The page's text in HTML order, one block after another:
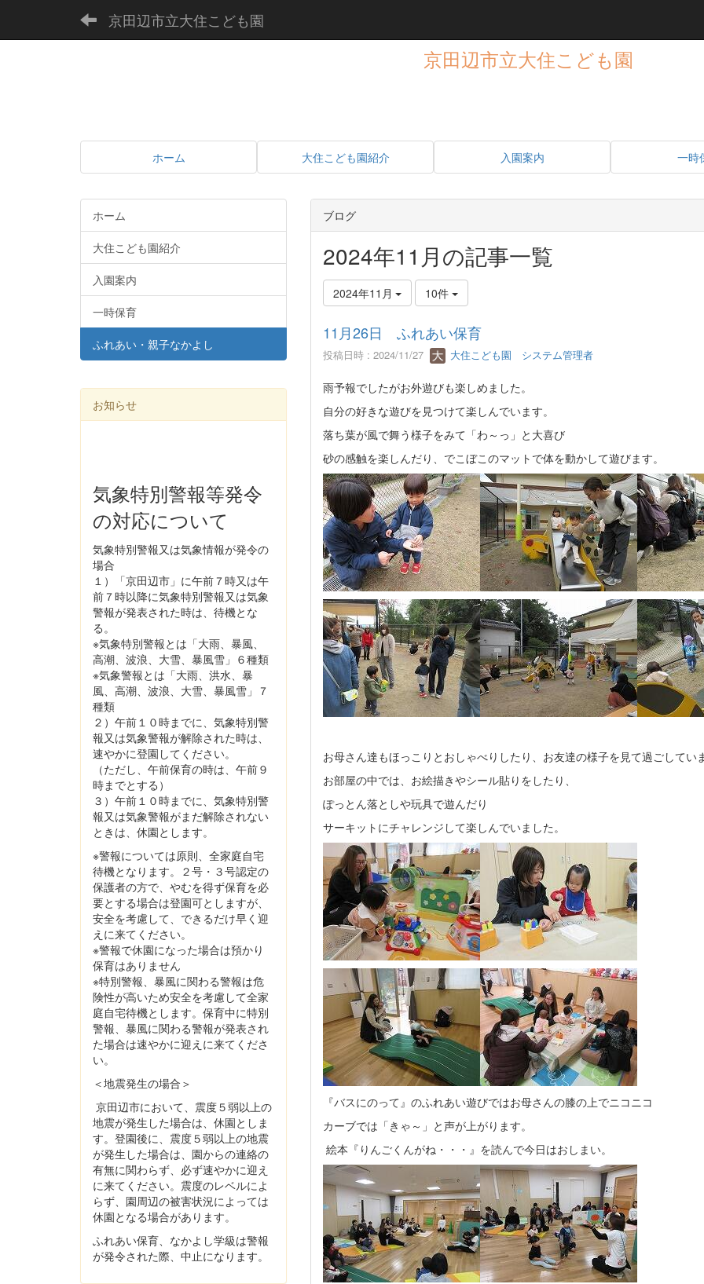
京田辺市立大住こども園
京田辺市立大住こども園
ホーム 大住こども園紹介 入園案内 一時
ブログ
2024年11月の記事一覧
2024年11月 10件
11月26日 ふれあい保育
投稿日時 : 2024/11/27 大住こども園 システム管理者
雨予報でしたがお外遊びも楽しめました。
自分の好きな遊びを見つけて楽しんでいます。
落ち葉が風で舞う様子をみて「わ～っ」と大喜び
砂の感触を楽しんだり、でこぼこのマットで体を動かして遊びます。
お母さん達もほっこりとおしゃべりしたり、お友達の様子を見て過ごしてい
お部屋の中では、お絵描きやシール貼りをしたり、
ぽっとん落としや玩具で遊んだり
サーキットにチャレンジして楽しんでいました。
『バスにのって』のふれあい遊びではお母さんの膝の上でニコニコ
カーブでは「きゃ～」と声が上がります。
絵本『りんごくんがね・・・』を読んで今日はおしまい。
ホーム
大住こども園紹介
入園案内
一時保育
ふれあい・親子なかよし
お知らせ
気象特別警報等発令
の対応について
気象特別警報又は気象情報が発令の
場合
１）「京田辺市」に午前７時又は午
前７時以降に気象特別警報又は気象
警報が発表された時は、待機とな
る。
※気象特別警報とは「大雨、暴風、
高潮、波浪、大雪、暴風雪」６種類
※気象警報とは「大雨、洪水、暴
風、高潮、波浪、大雪、暴風雪」７
種類
２）午前１０時までに、気象特別警
報又は気象警報が解除された時は、
速やかに登園してください。
（ただし、午前保育の時は、午前９
時までとする）
３）午前１０時までに、気象特別警
報又は気象警報がまだ解除されない
ときは、休園とします。
※警報については原則、全家庭自宅
待機となります。２号・３号認定の
保護者の方で、やむを得ず保育を必
要とする場合は登園可としますが、
安全を考慮して、できるだけ早く迎
えに来てください。
※警報で休園になった場合は預かり
保育はありません
※特別警報、暴風に関わる警報は危
険性が高いため安全を考慮して全家
庭自宅待機とします。保育中に特別
警報、暴風に関わる警報が発表され
た場合は速やかに迎えに来てくださ
い。
＜地震発生の場合＞
京田辺市において、震度５弱以上の
地震が発生した場合は、休園としま
す。登園後に、震度５弱以上の地震
が発生した場合は、園からの連絡の
有無に関わらず、必ず速やかに迎え
に来てください。震度のレベルによ
らず、園周辺の被害状況によっては
休園となる場合があります。
ふれあい保育、なかよし学級は警報
が発令された際、中止になります。